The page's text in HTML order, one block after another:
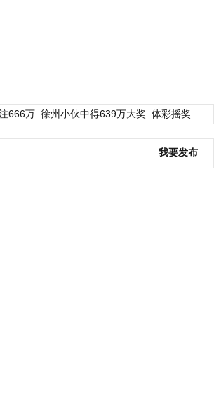
666万 徐州小伙中得639万大奖 体彩摇奖
我要发布